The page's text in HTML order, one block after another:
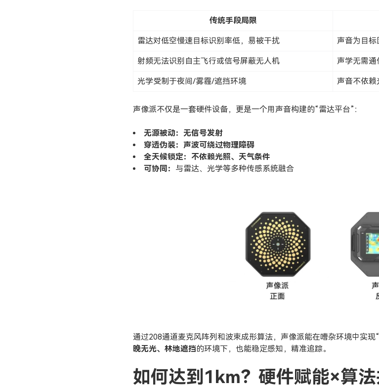
传统手段局限
雷达对低空慢速目标识别率低，易被干扰 声音为目标
射频无法识别自主飞行或信号屏蔽无人机 声学无需通
光学受制于夜间/雾霾/遮挡环境 声音不依赖
声像派不仅是一套硬件设备，更是一个用声音构建的“雷达平台”：
无源被动：无信号发射
穿透伪装：声波可绕过物理障碍
全天候锁定：不依赖光照、天气条件
可协同： 与雷达、光学等多种传感系统融合
通过208通道麦克风阵列和波束成形算法，声像派能在嘈杂环境中实现
晚无光、林地遮挡的环境下，也能稳定感知，精准追踪。
如何达到1km？硬件赋能×算法